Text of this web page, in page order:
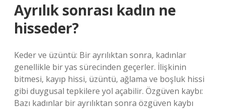
Ayrılık sonrası kadın ne
hisseder?
Keder ve üzüntü: Bir ayrılıktan sonra, kadınlar
genellikle bir yas sürecinden geçerler. İlişkinin
bitmesi, kayıp hissi, üzüntü, ağlama ve boşluk hissi
gibi duygusal tepkilere yol açabilir. Özgüven kaybı:
Bazı kadınlar bir ayrılıktan sonra özgüven kaybı